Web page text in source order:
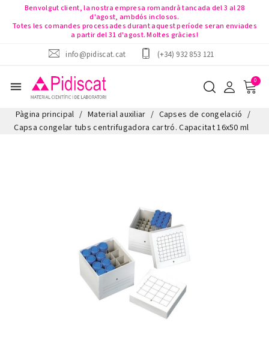
Benvolgut client, la nostra empresa romandrà tancada del 3 al 28
d'agost, ambdós inclosos.
Totes les comandes processades durant aquest període seran enviades
a partir del 31 d'agost. Moltes gràcies!
info@pidiscat.cat
(+34) 932 853 121
menu
Pàgina principal Material auxiliar
Capses de congelació
Capsa congelar tubs centrifugadora cartró. Capacitat 16x50 ml